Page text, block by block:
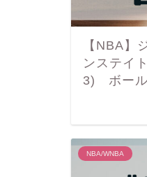
【NBA】
ンステイ
3) ボール
NBA/WNBA